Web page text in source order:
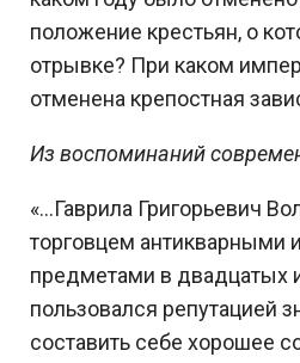
положение крестьян, о
отрывке? При каком
отменена крепостная
Из воспоминаний
«...Гаврила Григорьевич
торговцем антикварными
предметами в двадцатых
пользовался репутацией
составить себе хорошее